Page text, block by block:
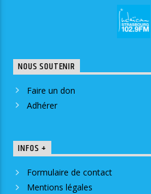
NOUS SOUTENIR
Faire un don
Adhérer
INFOS +
Formulaire de contact
Mentions légales